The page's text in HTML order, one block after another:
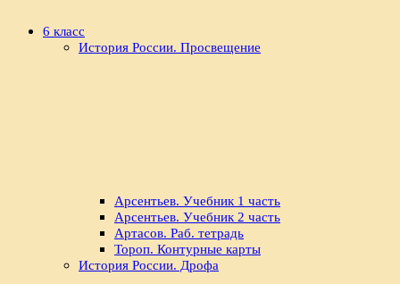
6 класс
История России. Просвещение
Арсентьев. Учебник 1 часть
Арсентьев. Учебник 2 часть
Артасов. Раб. тетрадь
Тороп. Контурные карты
История России. Дрофа